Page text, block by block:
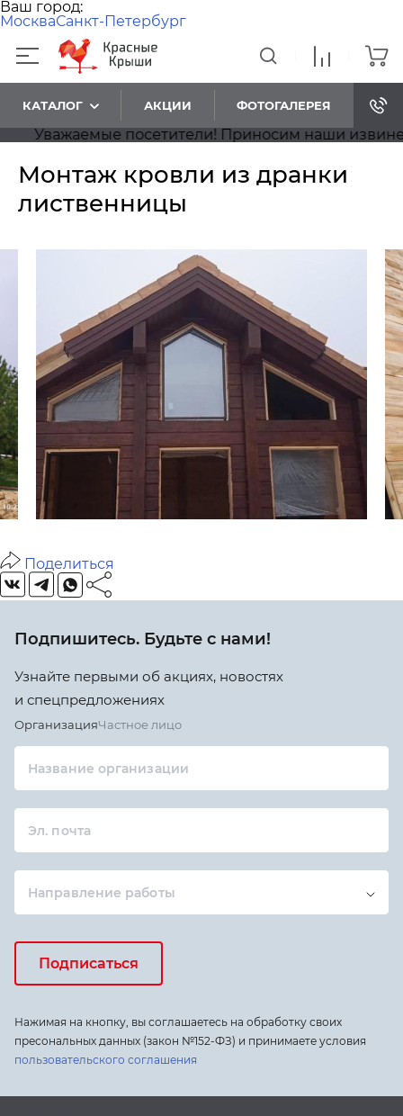
Ваш город:
МоскваСанкт-Петербург
КАТАЛОГ АКЦИИ ФОТОГАЛЕРЕЯ
Уважаемые посетители! Приносим наши
Монтаж кровли из дранки
лиственницы
Поделиться
Подпишитесь. Будьте с нами!
Узнайте первыми об акциях, новостях
и спецпредложениях
ОрганизацияЧастное лицо
Название организации
Эл. почта
Направление работы
Подписаться
Нажимая на кнопку, вы соглашаетесь на обработку своих
пресональных данных (закон №152-ФЗ) и принимаете условия
пользовательского соглашения